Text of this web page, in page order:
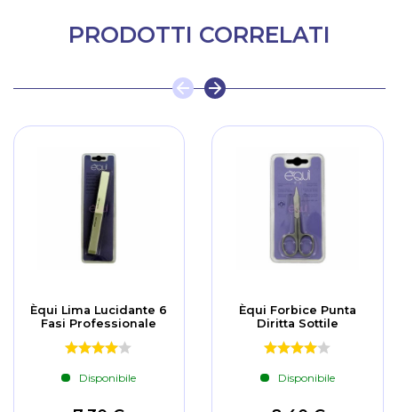
PRODOTTI CORRELATI
Èqui Lima Lucidante 6
Fasi Professionale
Disponibile
Èqui Forbice Punta
Diritta Sottile
Disponibile